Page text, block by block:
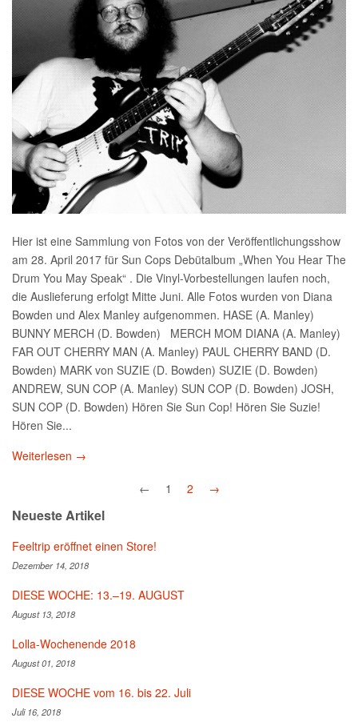
Hier ist eine Sammlung von Fotos von der Veröffentlichungsshow
am 28. April 2017 für Sun Cops Debütalbum „When You Hear The
Drum You May Speak“ . Die Vinyl-Vorbestellungen laufen noch,
die Auslieferung erfolgt Mitte Juni. Alle Fotos wurden von Diana
Bowden und Alex Manley aufgenommen. HASE (A. Manley)
BUNNY MERCH (D. Bowden) MERCH MOM DIANA (A. Manley)
FAR OUT CHERRY MAN (A. Manley) PAUL CHERRY BAND (D.
Bowden) MARK von SUZIE (D. Bowden) SUZIE (D. Bowden)
ANDREW, SUN COP (A. Manley) SUN COP (D. Bowden) JOSH,
SUN COP (D. Bowden) Hören Sie Sun Cop! Hören Sie Suzie!
Hören Sie...
Weiterlesen →
← 1 2 →
Neueste Artikel
Feeltrip eröffnet einen Store!
Dezember 14, 2018
DIESE WOCHE: 13.–19. AUGUST
August 13, 2018
Lolla-Wochenende 2018
August 01, 2018
DIESE WOCHE vom 16. bis 22. Juli
Juli 16, 2018